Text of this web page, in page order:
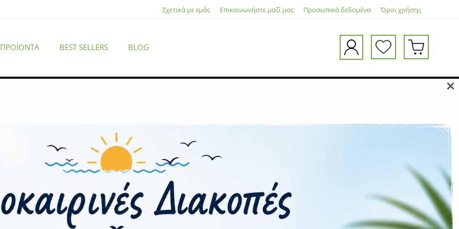
Σχετικά με εμάς Επικοινωνήστε μαζί μας Προσωπικά δεδομένα Όροι χρήσης
BEST SELLERS BLOG
ACCESSORIES
V3 PRO TENKEYLESS ANALOG – Optical Gaming Keyboard – Rapid Trigger – US Layout
Razer HUNTSMAN V3 PRO
TENKEYLESS ANALOG – Optical
Gaming Keyboard – Rapid Trigger –
US Layout
ΠΛΗΡΩΜΉ
ΕΓΓΎΗΣΗ
Η εγγύηση καλύπτει μόνο κατασκευαστικά
×